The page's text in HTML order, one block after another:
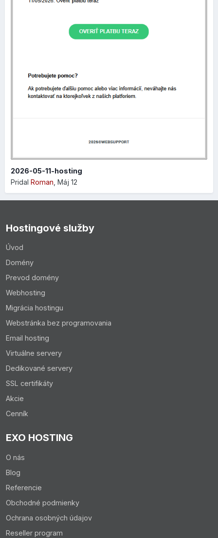
Ak nastavenia vypnete, môžete si upraviť
popis produktu , ktorý sa bude zobrazovať vo
Výhodou je, že všetky zmeny, ktoré si zapisujete do
formulára sa premietajú v reálnom čase, takže hneď vidíte,
vyhľadávania, čo vám umožní perfektne si nastaviť SEO
2026-05-11-hosting
Pridal Roman Máj 12
Hostingové služby
Úvod
Domény
Prevod domény
Webhosting
Migrácia hostingu
Webstránka bez programovania
Email hosting
Virtuálne servery
Dedikované servery
SSL certifikáty
Akcie
Cenník
EXO HOSTING
O nás
Blog
Referencie
Obchodné podmienky
Ochrana osobných údajov
Reseller program